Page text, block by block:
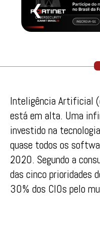
❮
Inteligência Artificial
está em alta. Uma
investido na
quase todos os
2020. Segundo a
das cinco prioridades
30% dos CIOs pelo